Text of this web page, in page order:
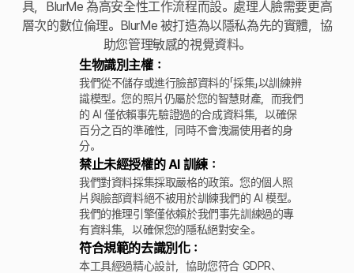
具，BlurMe 為高安全性工作流程而設。處理人臉需要更高
層次的數位倫理。BlurMe 被打造為以隱私為先的實體，協
助您管理敏感的視覺資料。
生物識別主權：
我們從不儲存或進行臉部資料的「採集」以訓練辨
識模型。您的照片仍屬於您的智慧財產，而我們
的 AI 僅依賴事先驗證過的合成資料集，以確保
百分之百的準確性，同時不會洩漏使用者的身
分。
禁止未經授權的 AI 訓練：
我們對資料採集採取嚴格的政策。您的個人照
片與臉部資料絕不被用於訓練我們的 AI 模型。
我們的推理引擎僅依賴於我們事先訓練過的專
有資料集，以確保您的隱私絕對安全。
符合規範的去識別化：
本工具經過精心設計，協助您符合 GDPR、